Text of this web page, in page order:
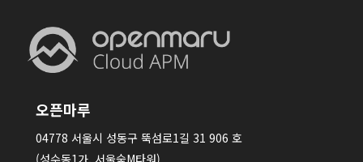
오픈마루
04778 서울시 성동구 뚝섬로1길 31 906 호